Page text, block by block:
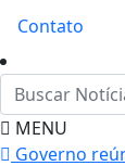
Contato
MENU
Governo